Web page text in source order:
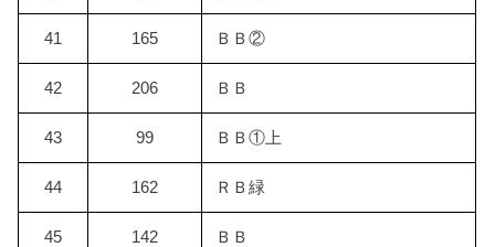
41 165 ＢＢ②
42 206 ＢＢ
43 99 ＢＢ①上
44 162 ＲＢ緑
45 142 ＢＢ